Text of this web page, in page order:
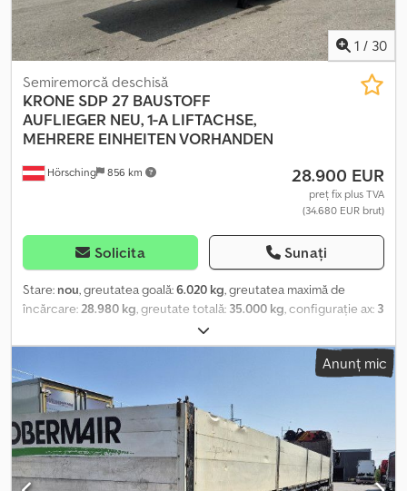
1 / 30
Hörsching 856 km
Semiremorcă deschisă
KRONE SDP 27 BAUSTOFF
AUFLIEGER NEU, 1-A LIFTACHSE,
MEHRERE EINHEITEN VORHANDEN
28.900 EUR
preț fix plus TVA
(34.680 EUR brut)
Solicita Sunați
Stare: nou, greutatea goală:6.020 kg, greutatea maximă de
încărcare:28.980 kg, greutate totală: 35.000 kg, configurație ax: 3
, dimensiunea anvelopei:
ABS, | Semiremorcă Krone pentru materiale de construcții | Cutie
pentru scule | Cutie pentru paleți | Suport pentru roata de
rezervă | Axe Krone cu frâne pe disc | Greutate proprie: 6020 kg |
Anvelope: 385/65 R22,5 | Platformă de încărcare: L: 14 m, l: 2,48 m,
bord laterale H: 0,73 m, perete frontal: 1,6 m | Ne rezervăm dreptul
la erori, greșeli de introducere și vânzare prealabilă. Dksdpfx
Aozpx Uijfmjr
Anunț mic